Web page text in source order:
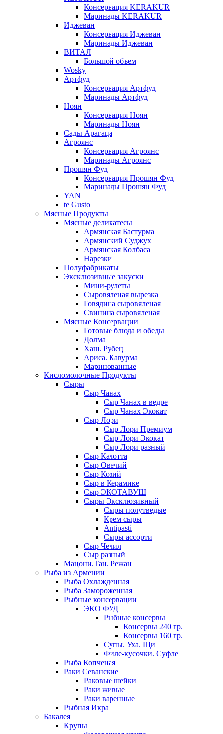
Консервация KERAKUR
Маринады KERAKUR
Иджеван
Консервация Иджеван
Маринады Иджеван
ВИТАЛ
Большой объем
Wosky
Артфуд
Консервация Артфуд
Маринады Артфуд
Ноян
Консервация Ноян
Маринады Ноян
Сады Арагаца
Агроянс
Консервация Агроянс
Маринады Агроянс
Прошян Фуд
Консервация Прошян Фуд
Маринады Прошян Фуд
YAN
te Gusto
Мясные Продукты
Мясные деликатесы
Армянская Бастурма
Армянский Суджух
Армянская Колбаса
Нарезки
Полуфабрикаты
Эксклюзивные закуски
Мини-рулеты
Сыровяленая вырезка
Говядина сыровяленая
Свинина сыровяленая
Мясные Консервации
Готовые блюда и обеды
Долма
Хаш. Рубец
Ариса. Кавурма
Маринованные
Кисломолочные Продукты
Сыры
Сыр Чанах
Сыр Чанах в ведре
Сыр Чанах Экокат
Сыр Лори
Сыр Лори Премиум
Сыр Лори Экокат
Сыр Лори разный
Сыр Качотта
Сыр Овечий
Сыр Козий
Сыр в Керамике
Сыр ЭКОТАВУШ
Сыры Эксклюзивный
Сыры полутведые
Крем сыры
Antipasti
Сыры ассорти
Сыр Чечил
Сыр разный
Мацони.Тан. Режан
Рыба из Армении
Рыба Охлажденная
Рыба Замороженная
Рыбные консервации
ЭКО ФУД
Рыбные консервы
Консервы 240 гр.
Консервы 160 гр.
Супы. Уха. Щи
Филе-кусочки. Суфле
Рыба Копченая
Раки Севанские
Раковые шейки
Раки живые
Раки варенные
Рыбная Икра
Бакалея
Крупы